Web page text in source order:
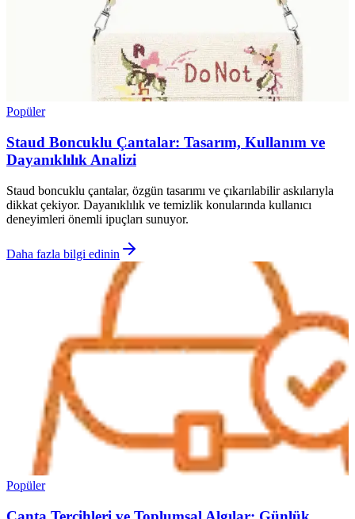
Popüler
Staud Boncuklu Çantalar: Tasarım, Kullanım ve
Dayanıklılık Analizi
Staud boncuklu çantalar, özgün tasarımı ve çıkarılabilir askılarıyla
dikkat çekiyor. Dayanıklılık ve temizlik konularında kullanıcı
deneyimleri önemli ipuçları sunuyor.
Daha fazla bilgi edinin
Popüler